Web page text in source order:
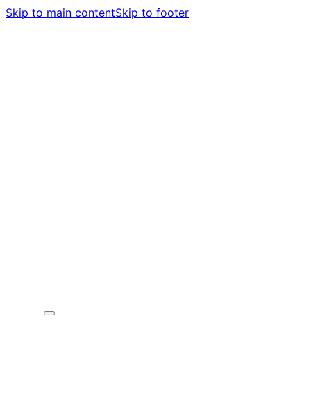
Skip to main contentSkip to footer